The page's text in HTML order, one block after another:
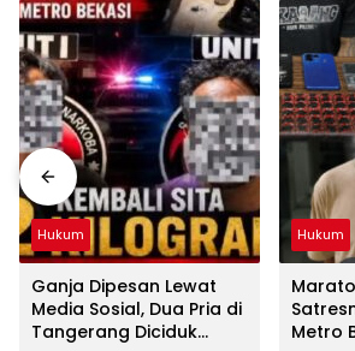
Hukum
Ganja Dipesan Lewat
Media Sosial, Dua Pria di
Tangerang Diciduk
Hukum
Metro